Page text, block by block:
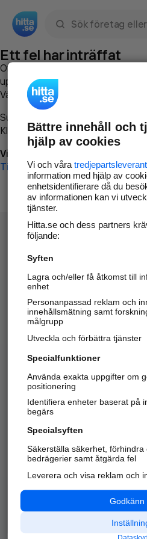
Ett fel har inträffat
Om du vill kan du
uppstod så att vi lättare och
Vänligen försök med följande:
Surfa till
Klicka påTillbaka-knappen i
Vi beklagar besväret!
Till startsidan
Hitta.se - Gratis
Sök företag, personer och
Hitta telefonnummer,
Kom
Alla kategorier
API & Kartor
Bättre innehåll och
hjälp av cookies
Vi och våra
information med hjälp av
enhetsidentifierare då du
av informationen kan vi
tjänster.
Hitta.se och dess partners
följande:
Syften
Lagra och/eller få åtkomst till
enhet
Personanpassad reklam och
innehållsmätning samt
målgrupp
Utveckla och förbättra tjänster
Specialfunktioner
Använda exakta uppgifter om
positionering
Identifiera enheter baserat på
begärs
Specialsyften
Säkerställa säkerhet, förhindra
bedrägerier samt åtgärda fel
Leverera och visa reklam och
Godkänn